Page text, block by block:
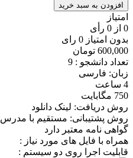
افزودن به سبد خرید
امتیاز
0 از 0 رأی
بدون امتیاز 0 رای
600,000 تومان
تعداد دانشجو : 9
زبان: فارسی
4 ساعت
750 مگابایت
روش دریافت: لینک دانلود
روش پشتیبانی: مستقیم با مدرس
گواهی نامه معتبر دارد
همراه با فایل های مورد نیاز :
قابلیت اجرا روی دو سیستم :